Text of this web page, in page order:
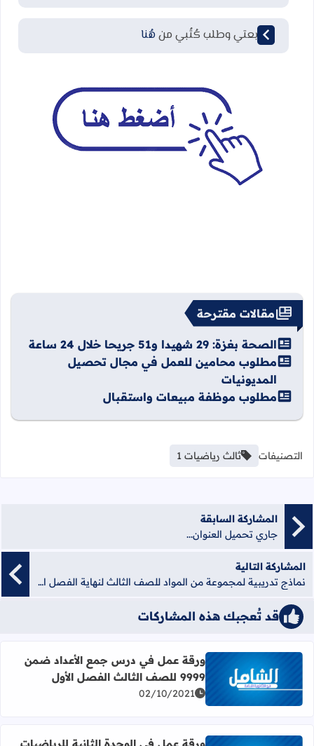
لمتابعتي وطلب كُتُبي من هُنا
مقالات مقترحة
الصحة بغزة: 29 شهيدا و51 جريحا خلال 24 ساعة
مطلوب محامين للعمل في مجال تحصيل
المديونيات
مطلوب موظفة مبيعات واستقبال
التصنيفات ثالث رياضيات 1
المشاركة السابقة
جاري تحميل العنوان...
المشاركة التالية
نماذج تدريبية لمجموعة من المواد للصف الثالث لنهاية الفصل الأول
قد تُعجبك هذه المشاركات
اقرأ المزيد عن ورقة عمل في درس جمع الأعداد ضمن 9999 للصف الثالث الفصل الأول
ورقة عمل في درس جمع الأعداد ضمن
9999 للصف الثالث الفصل الأول
02/10/2021